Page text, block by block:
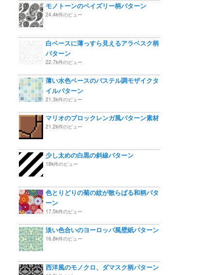
モノトーンのペイズリー柄パターン
24.4k件のビュー
白ベースに薄っすら見えるアラベスク柄
パターン
22.7k件のビュー
薄い水色ベースのパステル調モザイクタ
イルパターン
21.3k件のビュー
マリオのブロックレンガ風パターン素材
21.2k件のビュー
少し太めの白黒の斜線パターン
18k件のビュー
色とりどりの菊の紋が散らばる和柄パタ
ーン
17.5k件のビュー
淡い色合いのヨーロッパ風壁紙パターン
16.8k件のビュー
西洋風のモノクロ、ダマスク柄パターン